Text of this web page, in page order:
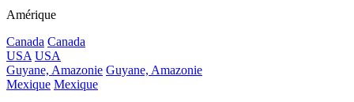
Amérique
Canada Canada
USA USA
Guyane, Amazonie Guyane, Amazonie
Mexique Mexique